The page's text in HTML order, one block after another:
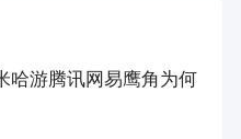
游腾讯网易鹰角为何